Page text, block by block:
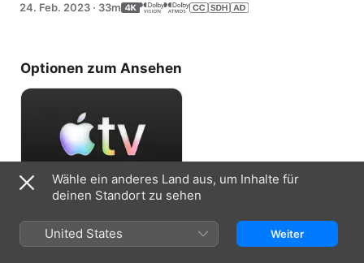
musikalischen Kollaboration.
24. Feb. 2023 · 33m
Optionen zum Ansehen
7 Tage kostenlos, dann € 9,99 pro Monat
Wähle ein anderes Land aus, um Inhalte für
deinen Standort zu sehen
United States Weiter